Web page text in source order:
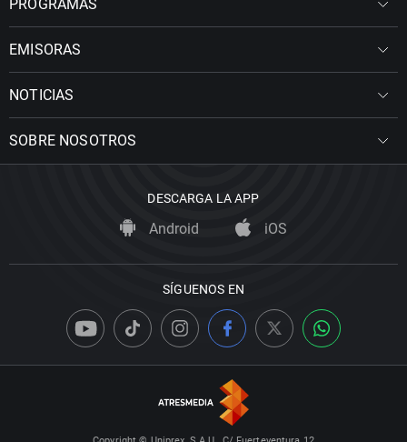
PROGRAMAS
EMISORAS
NOTICIAS
SOBRE NOSOTROS
DESCARGA LA APP
Android iOS
SÍGUENOS EN